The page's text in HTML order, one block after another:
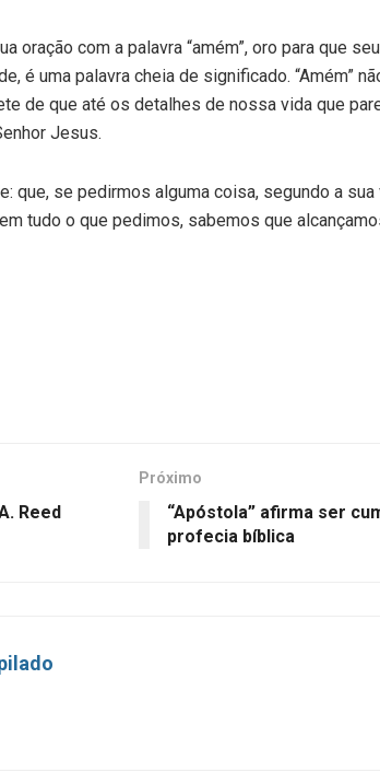
oração com a palavra “amém”, oro para que
é uma palavra cheia de significado. “Amém”
de que até os detalhes de nossa vida que
Jesus.
que, se pedirmos alguma coisa, segundo a
tudo o que pedimos, sabemos que
Reed
Próximo
“Apóstola” afirma ser
profecia bíblica